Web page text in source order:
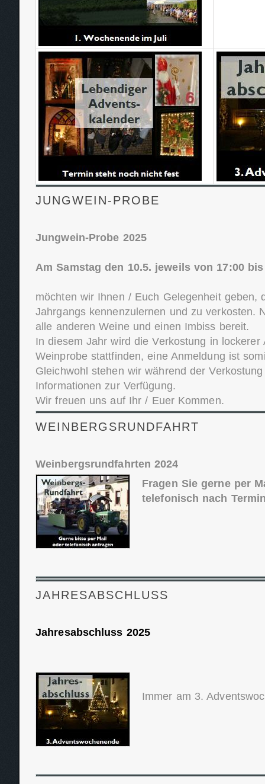
JUNGWEIN-PROBE
Jungwein-Probe 2025
Am Samstag den 10.5. jeweils von 17:00
möchten wir Ihnen / Euch Gelegenheit geben,
Jahrgangs kennenzulernen und zu verkosten.
alle anderen Weine und einen Imbiss bereit.
In diesem Jahr wird die Verkostung in lockerer
Weinprobe stattfinden, eine Anmeldung ist
Gleichwohl stehen wir während der
Informationen zur Verfügung.
Wir freuen uns auf Ihr / Euer Kommen.
WEINBERGSRUNDFAHRT
Weinbergsrundfahrten 2024
Fragen Sie gerne per
telefonisch nach
JAHRESABSCHLUSS
Jahresabschluss 2025
Immer am 3.